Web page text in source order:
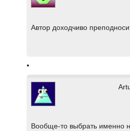
Автор доходчиво
Вообще-то выбрать именно